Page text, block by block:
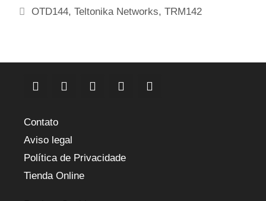
Etiquetas
OTD144,Teltonika Networks,TRM142
Contato
Aviso legal
Política de Privacidade
Tienda Online